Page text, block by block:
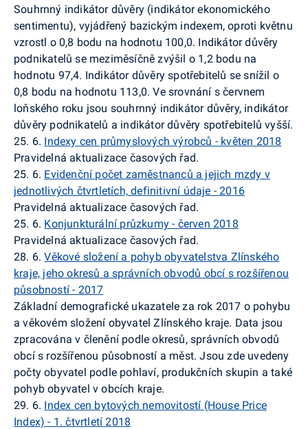
Souhrnný indikátor důvěry (indikátor ekonomického
sentimentu), vyjádřený bazickým indexem, oproti květnu
vzrostl o 0,8 bodu na hodnotu 100,0. Indikátor důvěry
podnikatelů se meziměsíčně zvýšil o 1,2 bodu na
hodnotu 97,4. Indikátor důvěry spotřebitelů se snížil o
0,8 bodu na hodnotu 113,0. Ve srovnání s červnem
loňského roku jsou souhrnný indikátor důvěry, indikátor
důvěry podnikatelů a indikátor důvěry spotřebitelů vyšší.
25. 6. Indexy cen průmyslových výrobců - květen 2018
Pravidelná aktualizace časových řad.
25. 6. Evidenční počet zaměstnanců a jejich mzdy v
jednotlivých čtvrtletích, definitivní údaje - 2016
Pravidelná aktualizace časových řad.
25. 6. Konjunkturální průzkumy - červen 2018
Pravidelná aktualizace časových řad.
28. 6.Věkové složení a pohyb obyvatelstva Zlínského
kraje, jeho okresů a správních obvodů obcí s rozšířenou
působností - 2017
Základní demografické ukazatele za rok 2017 o pohybu
a věkovém složení obyvatel Zlínského kraje. Data jsou
zpracována v členění podle okresů, správních obvodů
obcí s rozšířenou působností a měst. Jsou zde uvedeny
počty obyvatel podle pohlaví, produkčních skupin a také
pohyb obyvatel v obcích kraje.
29. 6. Index cen bytových nemovitostí (House Price
Index) - 1. čtvrtletí 2018